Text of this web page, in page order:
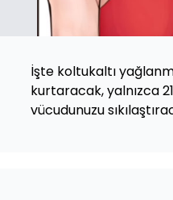
İşte koltukaltı
kurtaracak, yalnızca
vücudunuzu